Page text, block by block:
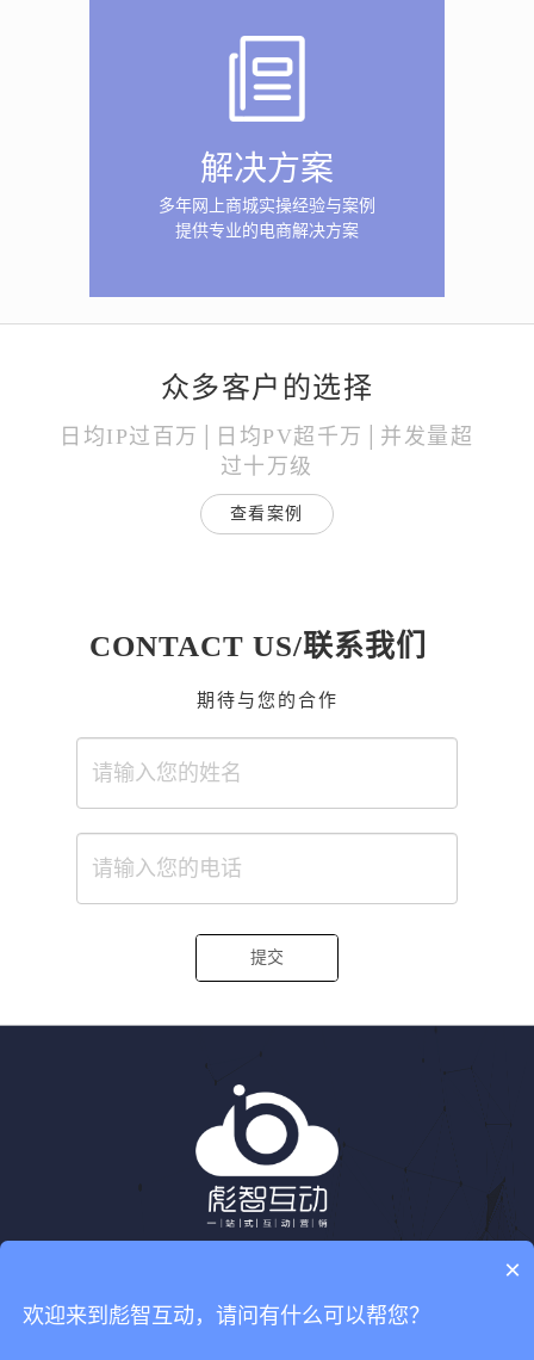
解决方案
多年网上商城实操经验与案例
提供专业的电商解决方案
众多客户的选择
日均IP过百万│日均PV超千万│并发量超
过十万级
查看案例
CONTACT US/联系我们
期待与您的合作
提交
×
欢迎来到彪智互动，请问有什么可以帮您？